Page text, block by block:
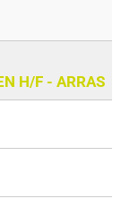
H/F - ARRAS